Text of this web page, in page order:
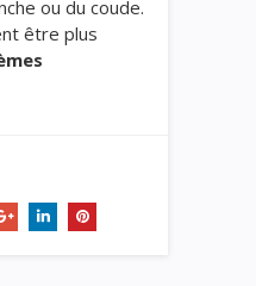
ou du coude.
être plus